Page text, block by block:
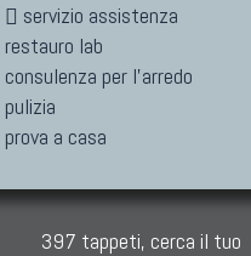
servizio assistenza
restauro lab
consulenza per l'arredo
pulizia
prova a casa
397 tappeti, cerca il tuo